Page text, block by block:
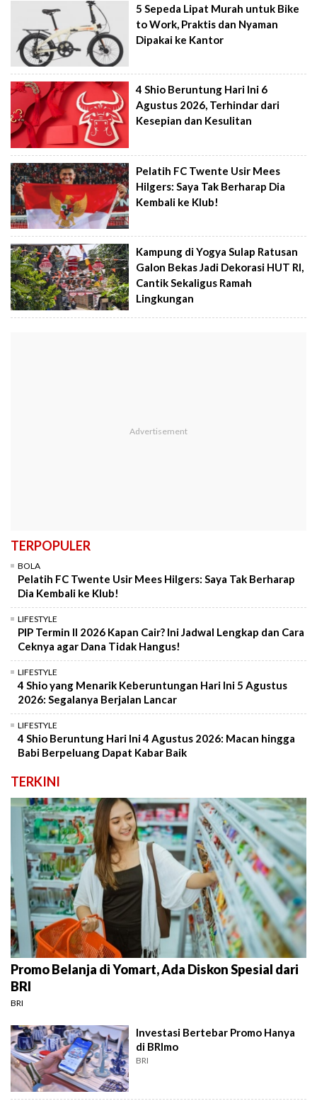
5 Sepeda Lipat Murah untuk Bike
to Work, Praktis dan Nyaman
Dipakai ke Kantor
4 Shio Beruntung Hari Ini 6
Agustus 2026, Terhindar dari
Kesepian dan Kesulitan
Pelatih FC Twente Usir Mees
Hilgers: Saya Tak Berharap Dia
Kembali ke Klub!
Kampung di Yogya Sulap Ratusan
Galon Bekas Jadi Dekorasi HUT RI,
Cantik Sekaligus Ramah
Lingkungan
TERPOPULER
BOLA
Pelatih FC Twente Usir Mees Hilgers: Saya Tak Berharap
Dia Kembali ke Klub!
LIFESTYLE
PIP Termin II 2026 Kapan Cair? Ini Jadwal Lengkap dan Cara
Ceknya agar Dana Tidak Hangus!
LIFESTYLE
4 Shio yang Menarik Keberuntungan Hari Ini 5 Agustus
2026: Segalanya Berjalan Lancar
LIFESTYLE
4 Shio Beruntung Hari Ini 4 Agustus 2026: Macan hingga
Babi Berpeluang Dapat Kabar Baik
TERKINI
Promo Belanja di Yomart, Ada Diskon Spesial dari
BRI
BRI
Investasi Bertebar Promo Hanya
di BRImo
BRI